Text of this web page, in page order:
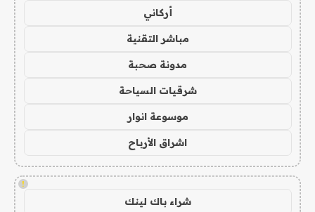
أركاني
مباشر التقنية
مدونة صحبة
شرقيات السياحة
موسوعة انوار
اشراق الأرباح
!
شراء باك لينك